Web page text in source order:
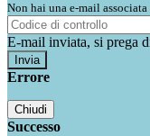
Non hai una e-mail
E-mail inviata, si prega
Errore
Chiudi
Successo